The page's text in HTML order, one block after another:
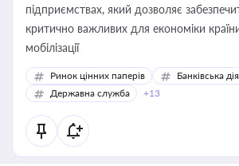
підприємствах, який дозволяє
критично важливих для економіки
мобілізації
Ринок цінних паперів
Банківська
Державна служба
+13